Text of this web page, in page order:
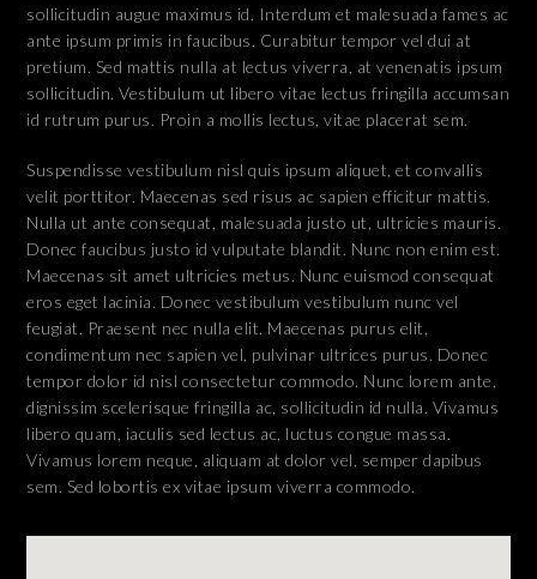
sollicitudin augue maximus id. Interdum et malesuada fames ac
ante ipsum primis in faucibus. Curabitur tempor vel dui at
pretium. Sed mattis nulla at lectus viverra, at venenatis ipsum
sollicitudin. Vestibulum ut libero vitae lectus fringilla accumsan
id rutrum purus. Proin a mollis lectus, vitae placerat sem.
Suspendisse vestibulum nisl quis ipsum aliquet, et convallis
velit porttitor. Maecenas sed risus ac sapien efficitur mattis.
Nulla ut ante consequat, malesuada justo ut, ultricies mauris.
Donec faucibus justo id vulputate blandit. Nunc non enim est.
Maecenas sit amet ultricies metus. Nunc euismod consequat
eros eget lacinia. Donec vestibulum vestibulum nunc vel
feugiat. Praesent nec nulla elit. Maecenas purus elit,
condimentum nec sapien vel, pulvinar ultrices purus. Donec
tempor dolor id nisl consectetur commodo. Nunc lorem ante,
dignissim scelerisque fringilla ac, sollicitudin id nulla. Vivamus
libero quam, iaculis sed lectus ac, luctus congue massa.
Vivamus lorem neque, aliquam at dolor vel, semper dapibus
sem. Sed lobortis ex vitae ipsum viverra commodo.